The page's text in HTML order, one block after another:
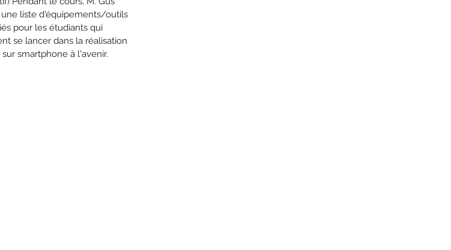
liste d'équipements/outils
pour les étudiants qui
se lancer dans la réalisation
smartphone à l'avenir.